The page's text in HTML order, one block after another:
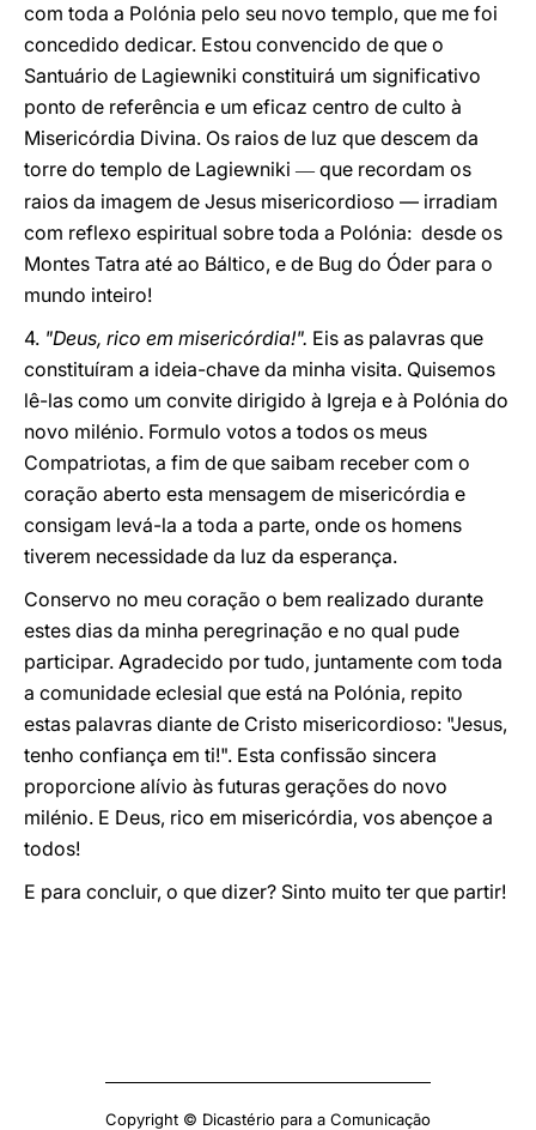
com toda a Polónia pelo seu novo templo, que me foi
concedido dedicar. Estou convencido de que o
Santuário de Lagiewniki constituirá um significativo
ponto de referência e um eficaz centro de culto à
Misericórdia Divina. Os raios de luz que descem da
torre do templo de Lagiewniki ― que recordam os
raios da imagem de Jesus misericordioso ― irradiam
com reflexo espiritual sobre toda a Polónia: desde os
Montes Tatra até ao Báltico, e de Bug do Óder para o
mundo inteiro!
4. "Deus, rico em misericórdia!". Eis as palavras que
constituíram a ideia-chave da minha visita. Quisemos
lê-las como um convite dirigido à Igreja e à Polónia do
novo milénio. Formulo votos a todos os meus
Compatriotas, a fim de que saibam receber com o
coração aberto esta mensagem de misericórdia e
consigam levá-la a toda a parte, onde os homens
tiverem necessidade da luz da esperança.
Conservo no meu coração o bem realizado durante
estes dias da minha peregrinação e no qual pude
participar. Agradecido por tudo, juntamente com toda
a comunidade eclesial que está na Polónia, repito
estas palavras diante de Cristo misericordioso: "Jesus,
tenho confiança em ti!". Esta confissão sincera
proporcione alívio às futuras gerações do novo
milénio. E Deus, rico em misericórdia, vos abençoe a
todos!
E para concluir, o que dizer? Sinto muito ter que partir!
Copyright © Dicastério para a Comunicação